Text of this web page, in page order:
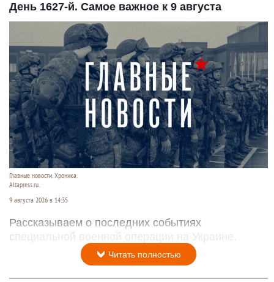
День 1627-й. Самое важное к 9 августа
Главные новости. Хроника.
Altapress.ru.
9 августа 2026 в 14:35
Рассказываем о последних событиях
специальной военной операции на Украине.
Читать полностью